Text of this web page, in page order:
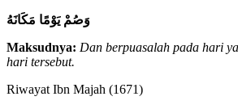
وَصُمْ يَوْمًا مَكَانَهُ
Maksudnya: Dan berpuasalah pada hari
hari tersebut.
Riwayat Ibn Majah (1671)